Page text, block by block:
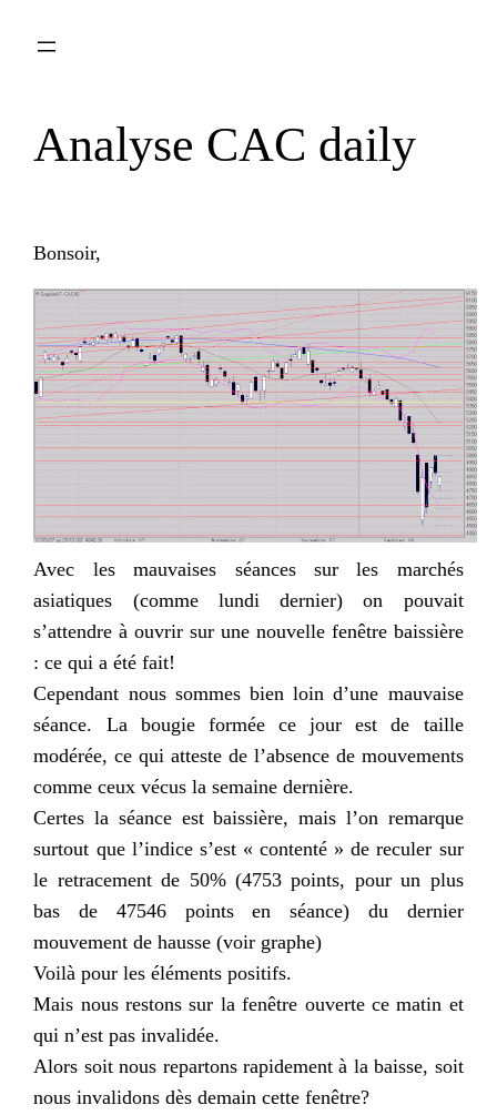
Analyse CAC daily
Bonsoir,
Avec les mauvaises séances sur les marchés
asiatiques (comme lundi dernier) on pouvait
s’attendre à ouvrir sur une nouvelle fenêtre baissière
: ce qui a été fait!
Cependant nous sommes bien loin d’une mauvaise
séance. La bougie formée ce jour est de taille
modérée, ce qui atteste de l’absence de mouvements
comme ceux vécus la semaine dernière.
Certes la séance est baissière, mais l’on remarque
surtout que l’indice s’est « contenté » de reculer sur
le retracementde 50% (4753 points, pour un plus
bas de 47546 points en séance) du dernier
mouvement de hausse (voir graphe)
Voilà pour les éléments positifs.
Mais nous restons sur la fenêtre ouverte ce matin et
qui n’est pas invalidée.
Alors soit nous repartons rapidement à la baisse, soit
nous invalidons dès demain cette fenêtre?